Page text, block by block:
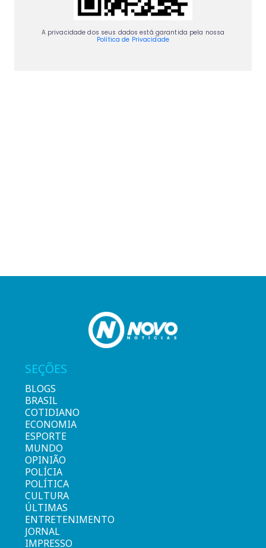
A privacidade dos seus dados está garantida pela nossa
Política de Privacidade
SEÇÕES
BLOGS
BRASIL
COTIDIANO
ECONOMIA
ESPORTE
MUNDO
OPINIÃO
POLÍCIA
POLÍTICA
CULTURA
ÚLTIMAS
ENTRETENIMENTO
JORNAL
IMPRESSO